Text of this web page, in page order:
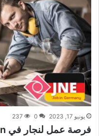
يونيو 17, 2023 0
237
فرصة عمل لنجار في Neuruppin